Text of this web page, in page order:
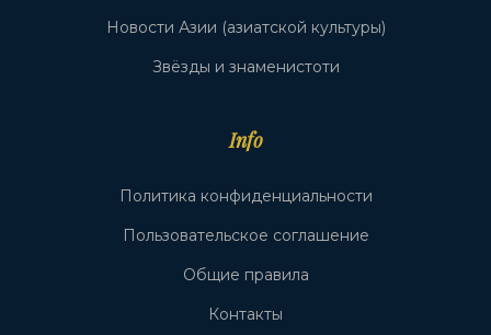
Новости Азии (азиатской культуры)
Звёзды и знаменистоти
Info
Политика конфиденциальности
Пользовательское соглашение
Общие правила
Контакты